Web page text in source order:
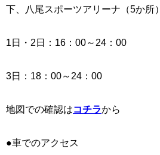
下、八尾スポーツアリーナ（5か所）
1日・2日：16：00～24：00
3日：18：00～24：00
地図での確認はコチラから
●車でのアクセス